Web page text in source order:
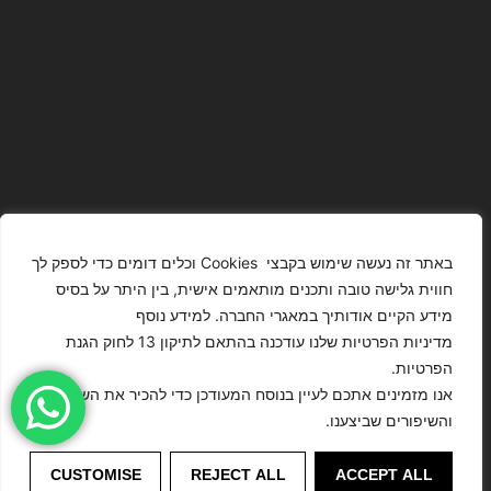
באתר זה נעשה שימוש בקבצי Cookies וכלים דומים כדי לספק לך
חווית גלישה טובה ותכנים מותאמים אישית, בין היתר על בסיס
מידע הקיים אודותיך במאגרי החברה. למידע נוסף
מדיניות הפרטיות שלנו עודכנה בהתאם לתיקון 13 לחוק הגנת
הפרטיות.
אנו מזמינים אתכם לעיין בנוסח המעודכן כדי להכיר את השינויים
והשיפורים שביצענו.
CUSTOMISE REJECT ALL ACCEPT ALL
Presented On
This Website
Have Been
Digitally
Enhanced Or
Modified.
MODELS
הזכויות שמורות
הפרטיות
הצהרת נגישות